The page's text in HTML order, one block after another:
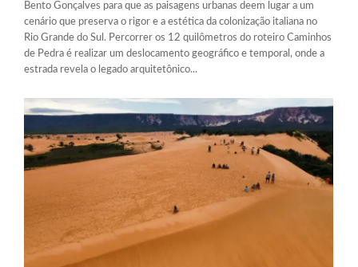
Bento Gonçalves para que as paisagens urbanas deem lugar a um
cenário que preserva o rigor e a estética da colonização italiana no
Rio Grande do Sul. Percorrer os 12 quilômetros do roteiro Caminhos
de Pedra é realizar um deslocamento geográfico e temporal, onde a
estrada revela o legado arquitetônico...